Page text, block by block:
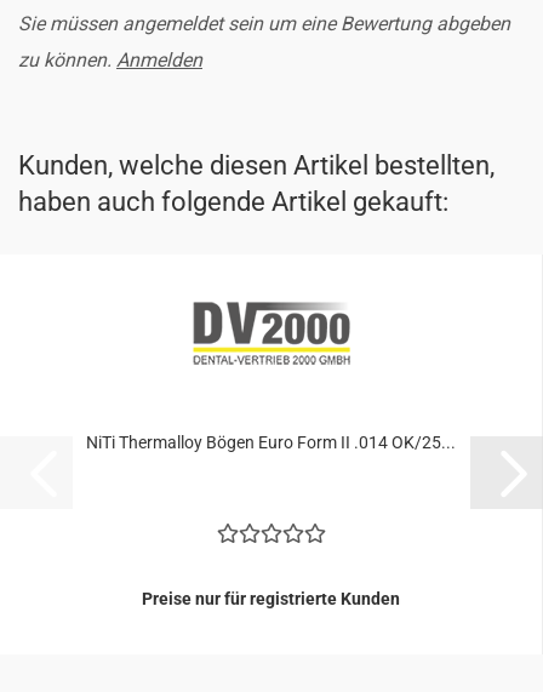
Sie müssen angemeldet sein um eine Bewertung abgeben
zu können. Anmelden
Kunden, welche diesen Artikel bestellten,
haben auch folgende Artikel gekauft:
NiTi Ther­mal­loy Bögen Euro Form II .014 OK/25...
Preise nur für registrierte Kunden